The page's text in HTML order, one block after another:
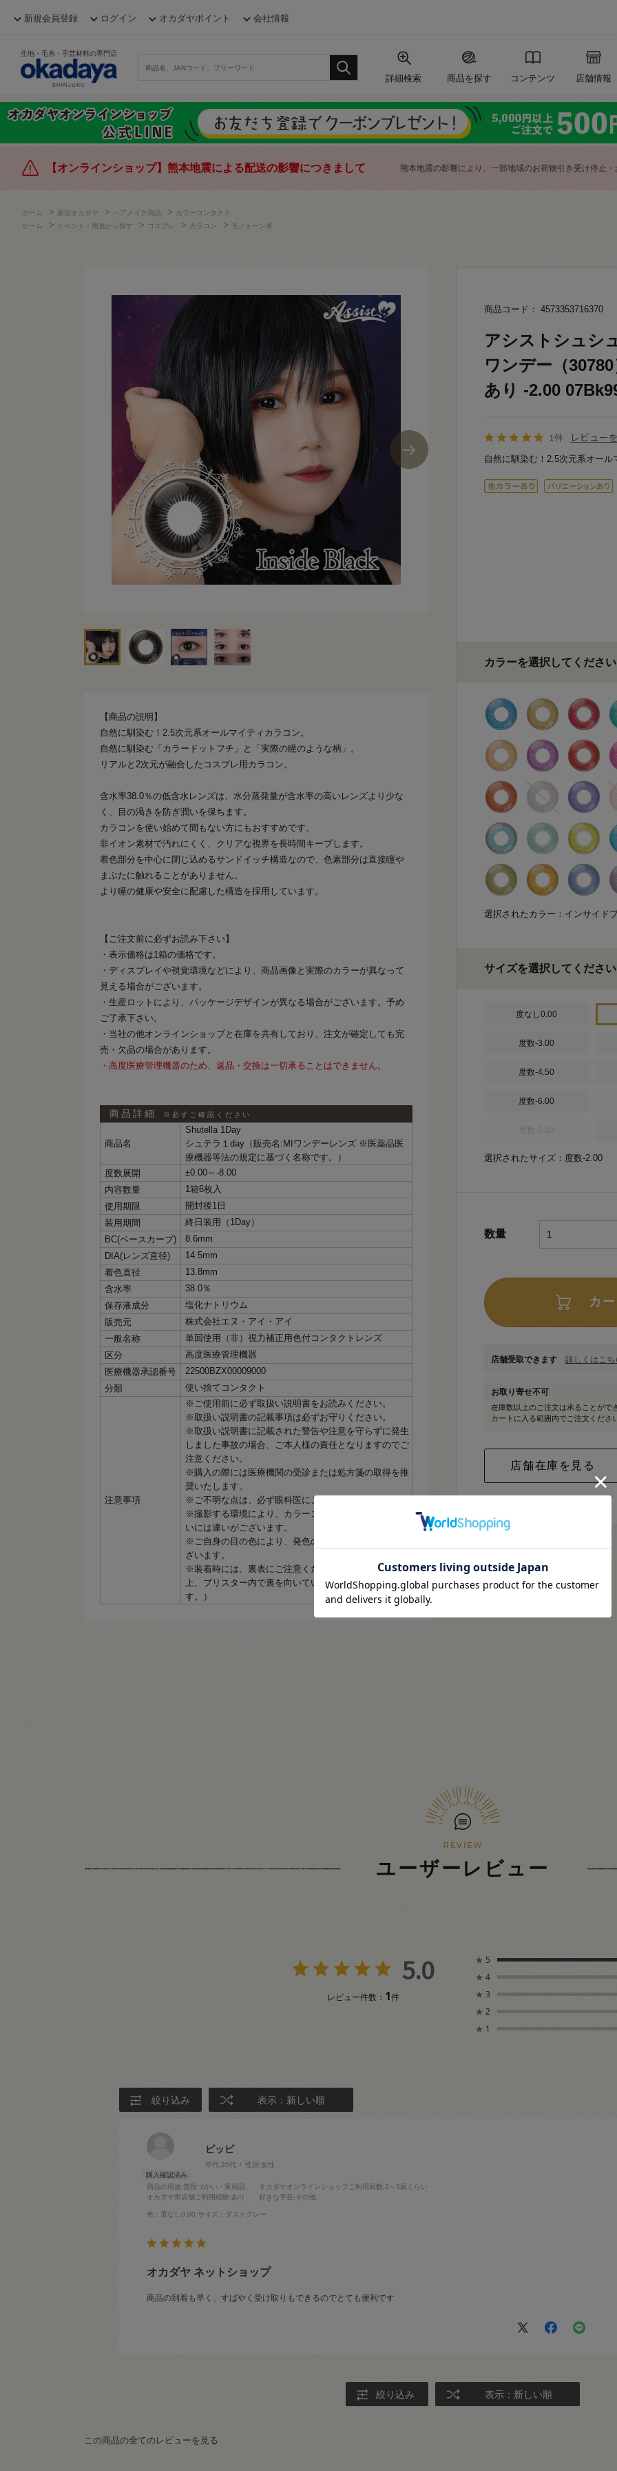
新規会員登録 ログイン オカダヤポイント 会社情報
生地・毛糸・手芸材料の専門店
詳細検索 商品を探す コンテンツ 店舗情報
【オンラインショップ】熊本地震による配送の影響につきまして 熊本地震の影響により、一部地域のお荷物引き受け停止
ホーム > 新宿オカダヤ > ヘアメイク用品 >
カラーコンタクト
ホーム
> イベント・用途から探す > コスプレ > カラコン > モノトーン系
【商品の説明】
自然に馴染む！2.5次元系オールマイティカラコン。
自然に馴染む「カラードットフチ」と「実際の瞳のような柄」。
リアルと2次元が融合したコスプレ用カラコン。
含水率38.0％の低含水レンズは、水分蒸発量が含水率の高いレンズより少な
く、目の渇きを防ぎ潤いを保ちます。
カラコンを使い始めて間もない方にもおすすめです。
非イオン素材で汚れにくく、クリアな視界を長時間キープします。
着色部分を中心に閉じ込めるサンドイッチ構造なので、色素部分は直接瞳や
まぶたに触れることがありません。
より瞳の健康や安全に配慮した構造を採用しています。
【ご注文前に必ずお読み下さい】
・表示価格は1箱の価格です。
・ディスプレイや視覚環境などにより、商品画像と実際のカラーが異なって
見える場合がございます。
・生産ロットにより、パッケージデザインが異なる場合がございます。予め
ご了承下さい。
・当社の他オンラインショップと在庫を共有しており、注文が確定しても完
売・欠品の場合があります。
・高度医療管理機器のため、返品・交換は一切承ることはできません。
商品詳細 ※必ずご確認ください
商品名
Shutella 1Day
シュテラ１day（販売名:MIワンデーレンズ ※医薬品医
療機器等法の規定に基づく名称です。）
度数展開
±0.00～‐8.00
内容数量
1箱6枚入
使用期限
開封後1日
装用期間
終日装用（1Day）
BC(ベースカーブ)
8.6mm
DIA(レンズ直径)
14.5mm
着色直径
13.8mm
含水率
38.0％
保存液成分
塩化ナトリウム
販売元
株式会社エヌ・アイ・アイ
一般名称
単回使用（非）視力補正用色付コンタクトレンズ
区分
高度医療管理機器
医療機器承認番号
22500BZX00009000
分類
使い捨てコンタクト
注意事項
※ご使用前に必ず取扱い説明書をお読みください。
※取扱い説明書の記載事項は必ずお守りください。
※取扱い説明書に記載された警告や注意を守らずに発生
しました事故の場合、ご本人様の責任となりますのでご
注意ください。
※購入の際には医療機関の受診または処方箋の取得を推
奨いたします。
※ご不明な点は、必ず眼科医にご相談ください。
※撮影する環境により、カラーコンタクトの発色の度合
いには違いがございます。
※ご自身の目の色により、発色の度合いには個人差がご
ざいます。
※装着時には、裏表にご注意ください。（商品の特性
上、ブリスター内で裏を向いているものがございま
す。）
商品コード： 4573353716370
アシストシュシ
ワンデー（
あり -2.00
1件 レビュー
自然に馴染む！2.5次元系オール
カラーを選択してください
選択されたカラー：インサイド
サイズを選択してください
度なし0.00
度数-3.00
度数-4.50
度数-6.00
選択されたサイズ：度数-2.00
数量
カ
店舗受取できます 詳しくはこち
お取り寄せ不可
在庫数以上のご注文は承ることがで
カートに入る範囲内でご注文くださ
ユーザーレビュー
5.0
レビュー件数： 1件
★ 5
★ 4
★ 3
★ 2
★ 1
絞り込み 表示：新しい順
ピッピ
年代:20代 性別:女性
商品の用途:普段づかい・実用品 オカダヤオンラインショップご利用回数:2～3回くらい
オカダヤ実店舗ご利用経験:あり 好きな手芸:その他
色：度なし0.00 サイズ：ダストグレー
オカダヤ ネットショップ
商品の到着も早く、すばやく受け取りもできるのでとても便利です
絞り込み 表示：新しい順
この商品の全てのレビューを見る